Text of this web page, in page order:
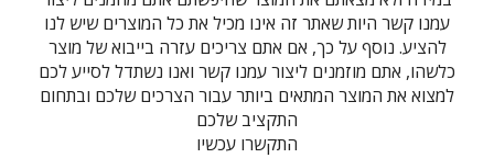
עמנו קשר היות שאתר זה אינו מכיל את כל המוצרים שיש לנו
להציע. נוסף על כך, אם אתם צריכים עזרה בייבוא של מוצר
כלשהו, אתם מוזמנים ליצור עמנו קשר ואנו נשתדל לסייע לכם
למצוא את המוצר המתאים ביותר עבור הצרכים שלכם ובתחום
התקציב שלכם
התקשרו עכשיו